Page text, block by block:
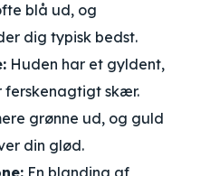
blå ud, og
dig typisk bedst.
Huden har et gyldent,
ferskenagtigt skær.
grønne ud, og guld
din glød.
En blanding af